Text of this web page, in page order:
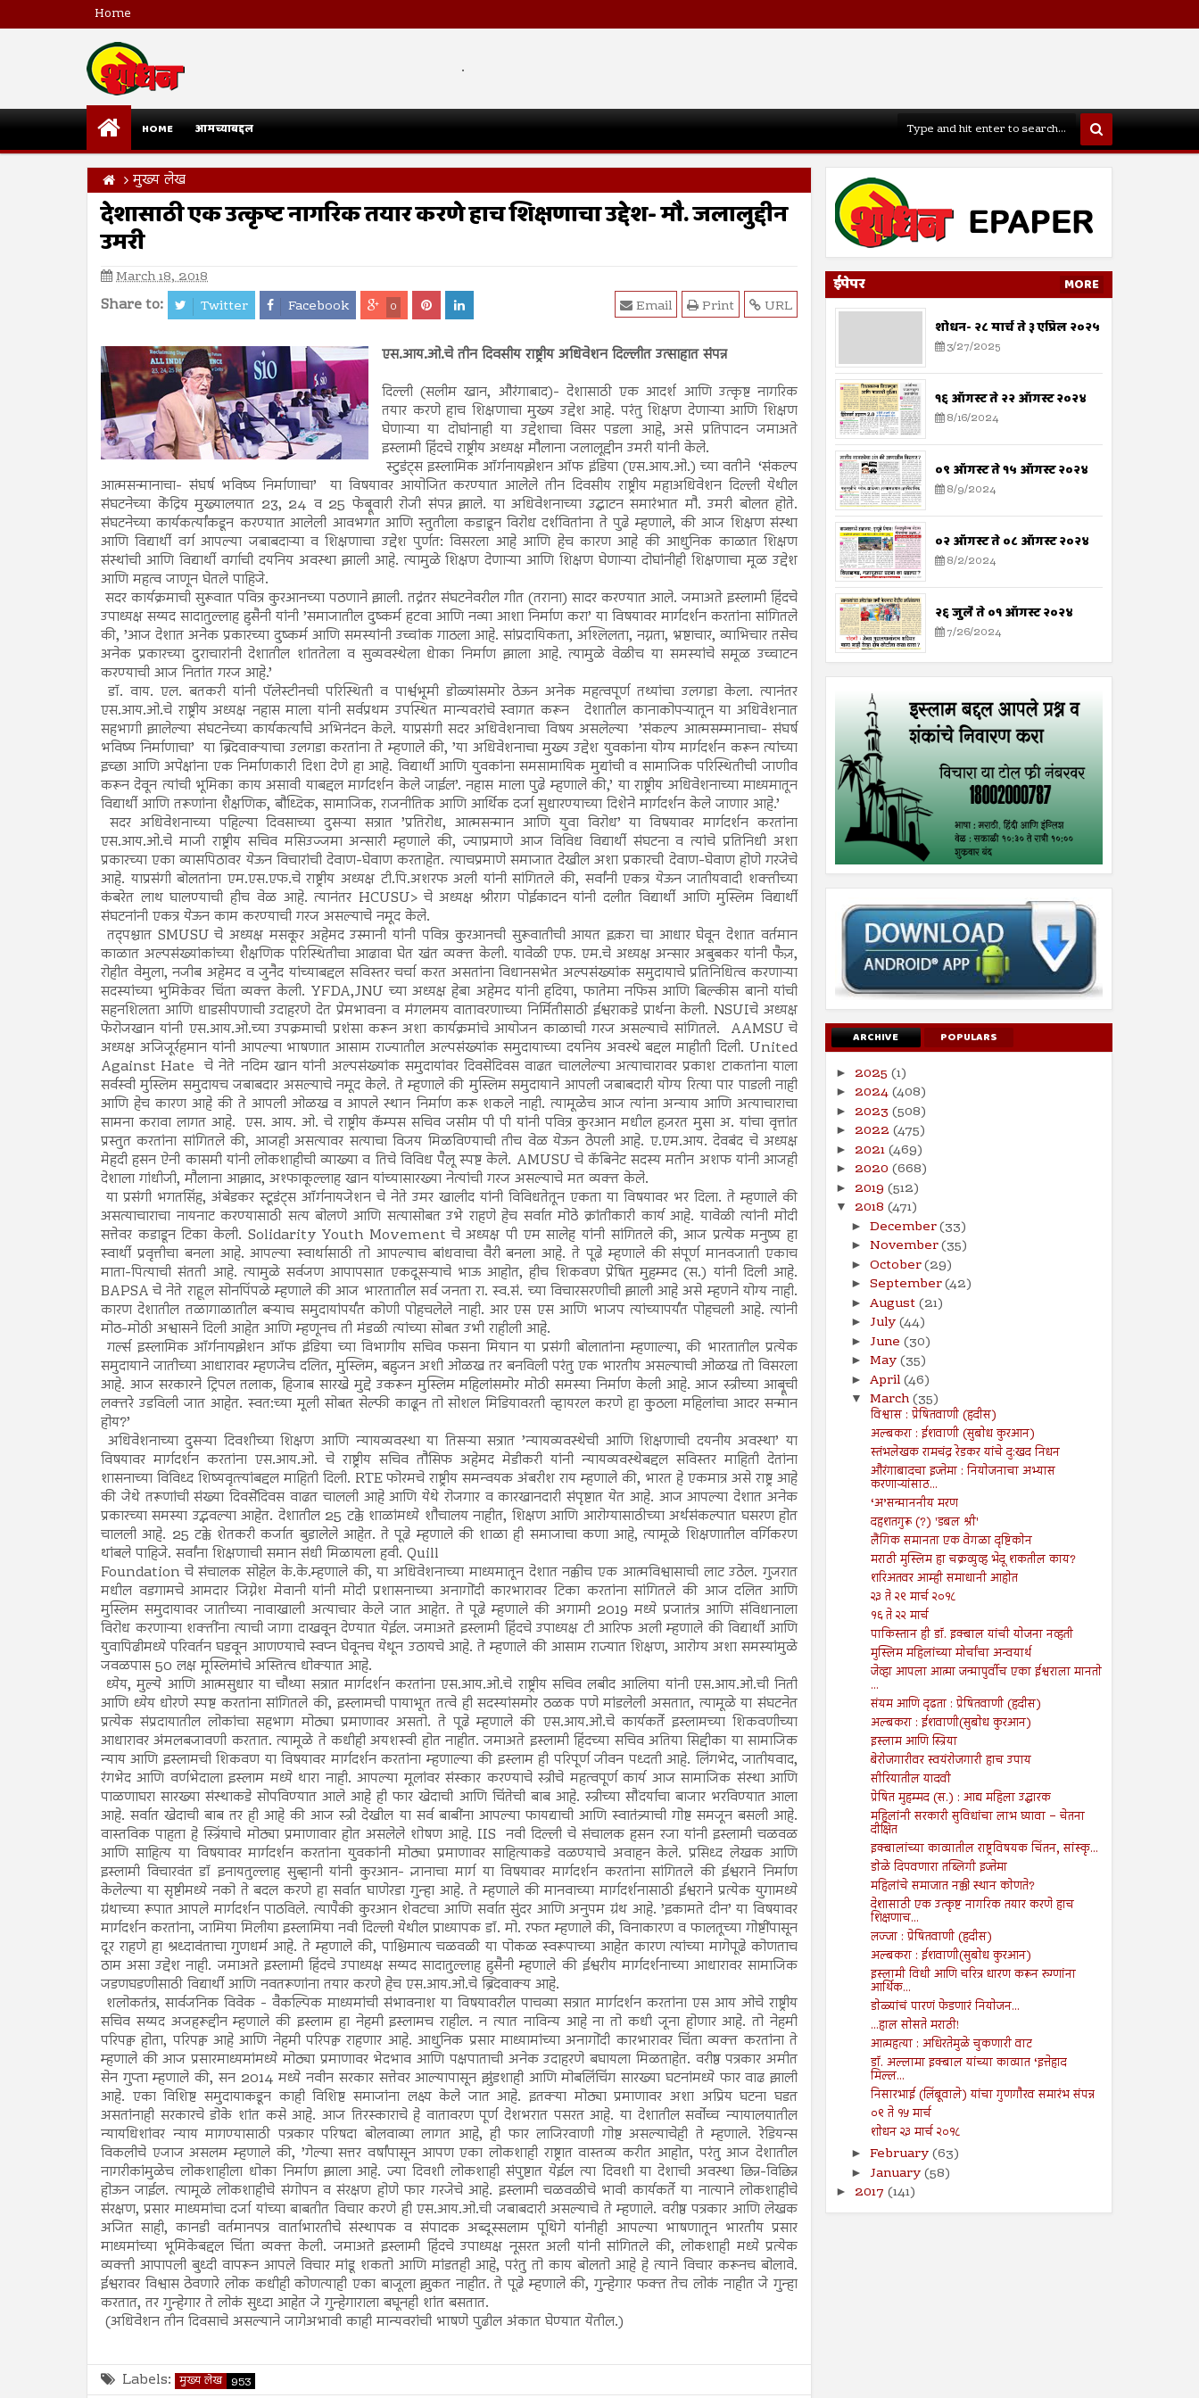
Home
.
HOME आमच्याबद्दल
मुख्य लेख
देशासाठी एक उत्कृष्ट नागरिक तयार करणे हाच शिक्षणाचा उद्देश- मौ. जलालुद्दीन
उमरी
March 18, 2018
Share to: Twitter Facebook 0 URL
Print
Email
एस.आय.ओ.चे तीन दिवसीय राष्ट्रीय अधिवेशन दिल्लीत उत्साहात संपन्न
दिल्ली (सलीम खान, औरंगाबाद)- देशासाठी एक आदर्श आणि उत्कृष्ट नागरिक
तयार करणे हाच शिक्षणाचा मुख्य उद्देश आहे. परंतु शिक्षण देणाऱ्या आणि शिक्षण
घेणाऱ्या या दोघांनाही या उद्देशाचा विसर पडला आहे, असे प्रतिपादन जमाअते
इस्लामी हिंदचे राष्ट्रीय अध्यक्ष मौलाना जलालूद्दीन उमरी यांनी केले.
स्टुडंट्स इस्लामिक ऑर्गनायझेशन ऑफ इंडिया (एस.आय.ओ.) च्या वतीने ‘संकल्प
आत्मसन्मानाचा- संघर्ष भविष्य निर्माणाचा’ या विषयावर आयोजित करण्यात आलेले तीन दिवसीय राष्ट्रीय महाअधिवेशन दिल्ली येथील
संघटनेच्या केंद्रिय मुख्यालयात 23, 24 व 25 फेब्रूवारी रोजी संपन्न झाले. या अधिवेशनाच्या उद्घाटन समारंभात मौ. उमरी बोलत होते.
संघटनेच्या कार्यकर्त्यांकडून करण्यात आलेली आवभगत आणि स्तुतीला कडाडून विरोध दर्शवितांना ते पुढे म्हणाले, की आज शिक्षण संस्था
आणि विद्यार्थी वर्ग आपल्या जबाबदाऱ्या व शिक्षणाचा उद्देश पुर्णत: विसरला आहे आणि हेच कारण आहे की आधुनिक काळात शिक्षण
संस्थांची आणि विद्यार्थी वर्गाची दयनिय अवस्था झाली आहे. त्यामुळे शिक्षण देणाऱ्या आणि शिक्षण घेणाऱ्या दोघांनीही शिक्षणाचा मूळ उद्देश
आणि महत्व जाणून घेतले पाहिजे.
सदर कार्यक्रमाची सुरूवात पवित्र कुरआनच्या पठणाने झाली. तद्नंतर संघटनेवरील गीत (तराना) सादर करण्यात आले. जमाअते इस्लामी हिंदचे
उपाध्यक्ष सय्यद सादातुल्लाह हुसैनी यांनी ’समाजातील दुष्कर्म हटवा आणि नव्या आशा निर्माण करा’ या विषयावर मार्गदर्शन करतांना सांगितले
की, ’आज देशात अनेक प्रकारच्या दुष्कर्म आणि समस्यांनी उच्चांक गाठला आहे. सांप्रदायिकता, अश्लिलता, नग्नता, भ्रष्टाचार, व्याभिचार तसेच
अनेक प्रकारच्या दुराचारांनी देशातील शांततेला व सुव्यवस्थेला धेाका निर्माण झाला आहे. त्यामुळे वेळीच या समस्यांचे समूळ उच्चाटन
करण्याची आज नितांत गरज आहे.’
डॉ. वाय. एल. बतकरी यांनी पॅलेस्टीनची परिस्थिती व पार्श्वभूमी डोळ्यांसमोर ठेऊन अनेक महत्वपूर्ण तथ्यांचा उलगडा केला. त्यानंतर
एस.आय.ओ.चे राष्ट्रीय अध्यक्ष नहास माला यांनी सर्वप्रथम उपस्थित मान्यवरांचे स्वागत करून देशातील कानाकोपऱ्यातून या अधिवेशनात
सहभागी झालेल्या संघटनेच्या कार्यकर्त्यांचे अभिनंदन केले. याप्रसंगी सदर अधिवेशनाचा विषय असलेल्या ’संकल्प आत्मसम्मानाचा- संघर्ष
भविष्य निर्माणाचा’ या ब्रिदवाक्याचा उलगडा करतांना ते म्हणाले की, ’या अधिवेशनाचा मुख्य उद्देश युवकांना योग्य मार्गदर्शन करून त्यांच्या
इच्छा आणि अपेक्षांना एक निर्माणकारी दिशा देणे हा आहे. विद्यार्थी आणि युवकांना समसामायिक मुद्यांची व सामाजिक परिस्थितीची जाणीव
करून देवून त्यांची भूमिका काय असावी याबद्दल मार्गदर्शन केले जाईल’. नहास माला पुढे म्हणाले की,’ या राष्ट्रीय अधिवेशनाच्या माध्यमातून
विद्यार्थी आणि तरूणांना शैक्षणिक, बौध्दिक, सामाजिक, राजनीतिक आणि आर्थिक दर्जा सुधारण्याच्या दिशेने मार्गदर्शन केले जाणार आहे.’
सदर अधिवेशनाच्या पहिल्या दिवसाच्या दुसऱ्या सत्रात ’प्रतिरोध, आत्मसन्मान आणि युवा विरोध’ या विषयावर मार्गदर्शन करतांना
एस.आय.ओ.चे माजी राष्ट्रीय सचिव मसिउज्जमा अन्सारी म्हणाले की, ज्याप्रमाणे आज विविध विद्यार्थी संघटना व त्यांचे प्रतिनिधी अशा
प्रकारच्या एका व्यासपिठावर येऊन विचारांची देवाण-घेवाण करताहेत. त्याचप्रमाणे समाजात देखील अशा प्रकारची देवाण-घेवाण होणे गरजेचे
आहे. याप्रसंगी बोलतांना एम.एस.एफ.चे राष्ट्रीय अध्यक्ष टी.पि.अशरफ अली यांनी सांगितले की, सर्वांनी एकत्र येऊन जातीयवादी शक्तीच्या
कंबरेत लाथ घालण्याची हीच वेळ आहे. त्यानंतर HCUSU> चे अध्यक्ष श्रीराग पोईकादन यांनी दलीत विद्यार्थी आणि मुस्लिम विद्यार्थी
संघटनांनी एकत्र येऊन काम करण्याची गरज असल्याचे नमूद केले.
तद्पश्चात SMUSU चे अध्यक्ष मसकूर अहेमद उस्मानी यांनी पवित्र कुरआनची सुरूवातीची आयत इक़रा चा आधार घेवून देशात वर्तमान
काळात अल्पसंख्यांकांच्या शैक्षणिक परिस्थितीचा आढावा घेत खंत व्यक्त केली. यावेळी एफ. एम.चे अध्यक्ष अन्सार अबुबकर यांनी फैज़,
रोहीत वेमुला, नजीब अहेमद व जुनैद यांच्याबद्दल सविस्तर चर्चा करत असतांना विधानसभेत अल्पसंख्यांक समुदायाचे प्रतिनिधित्व करणाऱ्या
सदस्यांच्या भुमिकेवर चिंता व्यक्त केली. YFDA,JNU च्या अध्यक्ष हेबा अहेमद यांनी हदिया, फातेमा नफिस आणि बिल्कीस बानो यांची
सहनशिलता आणि धाडसीपणाची उदाहरणे देत प्रेमभावना व मंगलमय वातावरणाच्या निर्मितीसाठी ईश्वराकडे प्रार्थना केली. NSUIचे अध्यक्ष
फेरोजखान यांनी एस.आय.ओ.च्या उपक्रमाची प्रशंसा करून अशा कार्यक्रमांचे आयोजन काळाची गरज असल्याचे सांगितले. AAMSU चे
अध्यक्ष अजिजूर्रहमान यांनी आपल्या भाषणात आसाम राज्यातील अल्पसंख्यांक समुदायाच्या दयनिय अवस्थे बद्दल माहीती दिली. United
Against Hate चे नेते नदिम खान यांनी अल्पसंख्यांक समुदायांवर दिवसेदिवस वाढत चाललेल्या अत्याचारावर प्रकाश टाकतांना याला
सर्वस्वी मुस्लिम समुदायच जबाबदार असल्याचे नमूद केले. ते म्हणाले की मुस्लिम समुदायाने आपली जबाबदारी योग्य रित्या पार पाडली नाही
आणि हेच कारण आहे की ते आपली ओळख व आपले स्थान निर्माण करू शकले नाही. त्यामूळेच आज त्यांना अन्याय आणि अत्याचाराचा
सामना करावा लागत आहे. एस. आय. ओ. चे राष्ट्रीय कॅम्पस सचिव जसीम पी पी यांनी पवित्र कुरआन मधील हज़रत मुसा अ. यांचा वृत्तांत
प्रस्तुत करतांना सांगितले की, आजही असत्यावर सत्याचा विजय मिळविण्याची तीच वेळ येऊन ठेपली आहे. ए.एम.आय. देवबंद चे अध्यक्ष
मेहदी हसन ऐनी कासमी यांनी लोकशाहीची व्याख्या व तिचे विविध पैलू स्पष्ट केले. AMUSU चे कॅबिनेट सदस्य मतीन अशफ यांनी आजही
देशाला गांधीजी, मौलाना आझाद, अश्फाकूल्लाह खान यांच्यासारख्या नेत्यांची गरज असल्याचे मत व्यक्त केले.
या प्रसंगी भगतसिंह, अंबेडकर स्टूडंट्स ऑर्गनायजेशन चे नेते उमर खालीद यांनी विविधतेतून एकता या विषयावर भर दिला. ते म्हणाले की
असत्याचाराचा नायनाट करण्यासाठी सत्य बोलणे आणि सत्यासोबत उभे राहणे हेच सर्वात मोठे क्रांतीकारी कार्य आहे. यावेळी त्यांनी मोदी
सत्तेवर कडाडून टिका केली. Solidarity Youth Movement चे अध्यक्ष पी एम सालेह यांनी सांगितले की, आज प्रत्येक मनुष्य हा
स्वार्थी प्रवृत्तीचा बनला आहे. आपल्या स्वार्थासाठी तो आपल्याच बांधवाचा वैरी बनला आहे. ते पूढे म्हणाले की संपूर्ण मानवजाती एकाच
माता-पित्याची संतती आहे. त्यामुळे सर्वजण आपापसात एकदूसऱ्याचे भाऊ आहोत, हीच शिकवण प्रेषित मुहम्मद (स.) यांनी दिली आहे.
BAPSA चे नेते राहूल सोनपिंपळे म्हणाले की आज भारतातील सर्व जनता रा. स्व.सं. च्या विचारसरणीची झाली आहे असे म्हणने योग्य नाही.
कारण देशातील तळागाळातील बऱ्याच समुदायांपर्यंत कोणी पोहचलेले नाही. आर एस एस आणि भाजप त्यांच्यापर्यंत पोहचली आहे. त्यांनी
मोठ-मोठी अश्वासने दिली आहेत आणि म्हणूनच ती मंडळी त्यांच्या सोबत उभी राहीली आहे.
गर्ल्स इस्लामिक ऑर्गनायझेशन ऑफ इंडिया च्या विभागीय सचिव फसना मियान या प्रसंगी बोलातांना म्हणाल्या, की भारतातील प्रत्येक
समुदायाने जातीच्या आधारावर म्हणजेच दलित, मुस्लिम, बहुजन अशी ओळख तर बनविली परंतु एक भारतीय असल्याची ओळख तो विसरला
आहे. आज सरकारने ट्रिपल तलाक, हिजाब सारखे मुद्दे उकरून मुस्लिम महिलांसमोर मोठी समस्या निर्माण केली आहे. आज स्त्रीच्या आब्रूची
लक्तरे उडविली जात आहेत. स्वत:च्या मूली सोबत सेल्फी काढून तो सोशल मिडियावरती व्हायरल करणे हा कुठला महिलांचा आदर सन्मान
होय?’
अधिवेशनाच्या दुसऱ्या दिवशीच्या शिक्षण आणि न्यायव्यवस्था या तिसऱ्या सत्रात ’न्यायव्यवस्थेची आणि शिक्षणाची दयनीय अवस्था’ या
विषयावर मार्गदर्शन करतांना एस.आय.ओ. चे राष्ट्रीय सचिव तौसिफ अहेमद मेडीकरी यांनी न्यायव्यवस्थेबद्दल सविस्तर माहिती देतांना
शासनाच्या विविध्द शिष्यवृत्त्यांबद्दल माहिती दिली. RTE फोरमचे राष्ट्रीय समन्वयक अंबरीश राय म्हणाले की, भारत हे एकमात्र असे राष्ट्र आहे
की जेथे तरूणांची संख्या दिवसेंदिवस वाढत चालली आहे आणि येथे रोजगार व कारखानदारी संपृष्टात येत आहे. आज आपल्या देशात अनेक
प्रकारच्या समस्या उद्भवल्या आहेत. देशातील 25 टक्के शाळांमध्ये शौचालय नाहीत, शिक्षण आणि आरोग्यासाठीच्या अर्थसंकल्पात घसरण होत
चालली आहे. 25 टक्के शेतकरी कर्जात बुडालेले आहेत. ते पूढे म्हणाले की शाळा ही समाजाचा कणा आहे, त्यामूळे शिक्षणातील वर्गिकरण
थांबले पाहिजे. सर्वांना शिक्षणाची समान संधी मिळायला हवी. Quill
Foundation चे संचालक सोहेल के.के.म्हणाले की, या अधिवेशनाच्या माध्यमातून देशात नक्कीच एक आत्मविश्वासाची लाट उठेल. गुजरात
मधील वडगामचे आमदार जिग्नेश मेवानी यांनी मोदी प्रशासनाच्या अनागोंदी कारभारावर टिका करतांना सांगितले की आज दलित आणि
मुस्लिम समुदायावर जातीच्या नावाखाली अत्याचार केले जात आहेत. ते पूढे म्हणाले की अगामी 2019 मध्ये प्रजातंत्र आणि संविधानाला
विरोध करणाऱ्या शक्तींना त्याची जागा दाखवून देण्यात येईल. जमाअते इस्लामी हिंदचे उपाध्यक्ष टी आरिफ अली म्हणाले की विद्यार्थी आणि
युवापिढीमध्ये परिवर्तन घडवून आणण्याचे स्वप्न घेवूनच येथून उठायचे आहे. ते म्हणाले की आसाम राज्यात शिक्षण, आरोग्य अशा समस्यांमुळे
जवळपास 50 लक्ष मूस्लिमांचे अस्तित्व धोक्यात आहे.
ध्येय, मुल्ये आणि आत्मसुधार या चौथ्या सत्रात मार्गदर्शन करतांना एस.आय.ओ.चे राष्ट्रीय सचिव लबीद आलिया यांनी एस.आय.ओ.ची निती
आणि ध्येय धोरणे स्पष्ट करतांना सांगितले की, इस्लामची पायाभूत तत्वे ही सदस्यांसमोर ठळक पणे मांडलेली असतात, त्यामूळे या संघटनेत
प्रत्येक संप्रदायातील लोकांचा सहभाग मोठ्या प्रमाणावर असतो. ते पूढे म्हणाले की एस.आय.ओ.चे कार्यकर्ते इस्लामच्या शिकवणीच्या
आधारावर अंमलबजावणी करतात. त्यामूळे ते कधीही अयशस्वी होत नाहीत. जमाअते इस्लामी हिंदच्या सचिव अतिया सिद्दीका या सामाजिक
न्याय आणि इस्लामची शिकवण या विषयावर मार्गदर्शन करतांना म्हणाल्या की इस्लाम ही परिपूर्ण जीवन पध्दती आहे. लिंगभेद, जातीयवाद,
रंगभेद आणि वर्णभेदाला इस्लाम मध्ये थारा नाही. आपल्या मूलांवर संस्कार करण्याचे स्त्रीचे महत्वपूर्ण कार्य आज सामाजिक संस्था आणि
पाळणाघरा सारख्या संस्थाकडे सोपविण्यात आले आहे ही फार खेदाची आणि चिंतेची बाब आहे. स्त्रीच्या सौंदर्याचा बाजार भरविण्यात आला
आहे. सर्वात खेदाची बाब तर ही आहे की आज स्त्री देखील या सर्व बाबींना आपल्या फायद्याची आणि स्वातंत्र्याची गोष्ट समजून बसली आहे.
वास्तविक पाहता हे स्त्रिंयाचे मोठ्या प्रमाणावार होत असलेले शोषण आहे. IIS नवी दिल्ली चे संचालक हसन रजा यांनी इस्लामी चळवळ
आणि साहित्य या विषयावर मार्गदर्शन करतांना युवकांनी मोठ्या प्रमाणावर साहित्याकडे वळण्याचे अवाहन केले. प्रसिध्द लेखक आणि
इस्लामी विचारवंत डॉ इनायतुल्लाह सुब्हानी यांनी कुरआन- ज्ञानाचा मार्ग या विषयावर मार्गदर्शन करतांना सांगितले की ईश्वराने निर्माण
केलेल्या या सृष्टीमध्ये नको ते बदल करणे हा सर्वात घाणेरडा गुन्हा आहे. ते म्हणाले की मानवाच्या मार्गदर्शनासाठी ईश्वराने प्रत्येक युगामध्ये
ग्रंथाच्या रूपात आपले मार्गदर्शन पाठविले. त्यापैकी कुरआन शेवटचा आणि सर्वात सुंदर आणि अनुपम ग्रंथ आहे. ’इकामते दीन’ या विषयावर
मार्गदर्शन करतांना, जामिया मिलीया इस्लामिया नवी दिल्ली येथील प्राध्यापक डॉ. मो. रफत म्हणाले की, विनाकारण व फालतूच्या गोष्टींपासून
दूर राहणे हा श्रध्दावंताचा गुणधर्म आहे. ते म्हणाले की, पाश्चिमात्य चळवळी या पोकळ स्वरूपाच्या आहेत कारण त्यांच्या मागेपूढे कोणताच
ठाम असा उद्देश नाही. जमाअते इस्लामी हिंदचे उपाध्यक्ष सय्यद सादातुल्लाह हुसैनी म्हणाले की ईश्वरीय मार्गदर्शनाच्या आधारावर सामाजिक
जडणघडणीसाठी विद्यार्थी आणि नवतरूणांना तयार करणे हेच एस.आय.ओ.चे ब्रिदवाक्य आहे.
शलोकतंत्र, सार्वजनिक विवेक - वैकल्पिक माध्यमांची संभावनाश या विषयावरील पाचव्या सत्रात मार्गदर्शन करतांना एस आय ओचे राष्ट्रीय
सचिव सय्यद अजहरूद्दीन म्हणाले की इस्लाम हा नेहमी इस्लामच राहील. न त्यात नाविन्य आहे ना तो कधी जूना होणार आहे. तो नेहमी
परिपक्व होता, परिपक्व आहे आणि नेहमी परिपक्व राहणार आहे. आधुनिक प्रसार माध्यामांच्या अनागोंदी कारभारावर चिंता व्यक्त करतांना ते
म्हणाले की आज प्रसारमाध्यमांमध्ये मोठ्या प्रमाणावर भेदभाव आणि पक्षपाताची अनेक उदाहरणे बघायला मिळताहेत. वरीष्ठ पत्रकार अमीत
सेन गुप्ता म्हणाले की, सन 2014 मध्ये नवीन सरकार सत्तेवर आल्यापासून झुंडशाही आणि मोबलिंचिंग सारख्या घटनांमध्ये फार वाढ झाली
आहे. एका विशिष्ट समुदायाकडून काही विशिष्ट समाजांना लक्ष्य केले जात आहे. इतक्या मोठ्या प्रमाणावर अशा अप्रिय घटना घडत
असतांनाही सरकारचे डोके शांत कसे आहे. आज तिरस्काराचे हे वातावरण पूर्ण देशभरात पसरत आहे. या देशातील सर्वोच्च न्यायालयातील
न्यायधिशांवर न्याय मागण्यासाठी पत्रकार परिषदा बोलवाव्या लागत आहे, ही फार लाजिरवाणी गोष्ट असल्याचेही ते म्हणाले. रेडियन्स
विकलीचे एजाज असलम म्हणाले की, ’गेल्या सत्तर वर्षांपासून आपण एका लोकशाही राष्ट्रात वास्तव्य करीत आहोत, परंतु आज देशातील
नागरीकांमुळेच लोकशाहीला धोका निर्माण झाला आहे. ज्या दिवशी लोकशाही संपुष्टात येईल त्या दिवशी या देशाची अवस्था छिन्न-विछिन्न
होऊन जाईल. त्यामूळे लोकशाहीचे संगोपन व संरक्षण होणे फार गरजेचे आहे. इस्लामी चळवळीचे भावी कार्यकर्ते या नात्याने लोकशाहीचे
संरक्षण, प्रसार माध्यमांचा दर्जा यांच्या बाबतीत विचार करणे ही एस.आय.ओ.ची जबाबदारी असल्याचे ते म्हणाले. वरीष्ठ पत्रकार आणि लेखक
अजित साही, कानडी वर्तमानपत्र वार्ताभारतीचे संस्थापक व संपादक अब्दूस्सलाम पूथिगे यांनीही आपल्या भाषणातून भारतीय प्रसार
माध्यमांच्या भूमिकेबद्दल चिंता व्यक्त केली. जमाअते इस्लामी हिंदचे उपाध्यक्ष नूसरत अली यांनी सांगितले की, लोकशाही मध्ये प्रत्येक
व्यक्ती आपापली बुध्दी वापरून आपले विचार मांडू शकतो आणि मांडतही आहे, परंतु तो काय बोलतो आहे हे त्याने विचार करूनच बोलावे.
ईश्वरावर विश्वास ठेवणारे लोक कधीही कोणत्याही एका बाजूला झुकत नाहीत. ते पूढे म्हणाले की, गुन्हेगार फक्त तेच लोकं नाहीत जे गुन्हा
करतात, तर गुन्हेगार ते लोकं सुध्दा आहेत जे गुन्हेगाराला बघूनही शांत बसतात.
(अधिवेशन तीन दिवसाचे असल्याने जागेअभावी काही मान्यवरांची भाषणे पुढील अंकात घेण्यात येतील.)
Labels: मुख्य लेख 953
ईपेपर MORE
शोधन- २८ मार्च ते ३ एप्रिल २०२५
3/27/2025
१६ ऑगस्ट ते २२ ऑगस्ट २०२४
8/16/2024
०९ ऑगस्ट ते १५ ऑगस्ट २०२४
8/9/2024
०२ ऑगस्ट ते ०८ ऑगस्ट २०२४
8/2/2024
२६ जुलै ते ०१ ऑगस्ट २०२४
7/26/2024
ARCHIVE POPULARS
► 2025 (1)
► 2024(408)
► 2023 (508)
► 2022 (475)
► 2021(469)
► 2020 (668)
► 2019 (512)
▼ 2018 (471)
► December(33)
► November(35)
► October(29)
► September(42)
► August(21)
► July(44)
► June (30)
► May(35)
► April(46)
▼ March(35)
विश्वास : प्रेषितवाणी (हदीस)
अल्बकरा : ईशवाणी (सुबोध कुरआन)
स्तंभलेखक रामचंद्र रेडकर यांचे दु:खद निधन
औरंगाबादचा इज्तेमा : नियोजनाचा अभ्यास
करणाऱ्यांसाठ...
‘अ’सन्माननीय मरण
दहशतगुरू (?) 'डबल श्री'
लैंगिक समानता एक वेगळा दृष्टिकोन
मराठी मुस्लिम हा चक्रव्युव्ह भेदू शकतील काय?
शरिअतवर आम्ही समाधानी आहोत
२३ ते २९ मार्च २०१८
१६ ते २२ मार्च
पाकिस्तान ही डॉ. इक्बाल यांची योजना नव्हती
मुस्लिम महिलांच्या मोर्चांचा अन्वयार्थ
जेव्हा आपला आत्मा जन्मापुर्वीच एका ईश्वराला मानतो
...
संयम आणि दृढता : प्रेषितवाणी (हदीस)
अल्बकरा : ईशवाणी(सुबोध कुरआन)
इस्लाम आणि स्त्रिया
बेरोजगारीवर स्वयंरोजगारी हाच उपाय
सीरियातील यादवी
प्रेषित मुहम्मद (स.) : आद्य महिला उद्धारक
महिलांनी सरकारी सुविधांचा लाभ घ्यावा – चेतना
दीक्षित
इक्बालांच्या काव्यातील राष्ट्रविषयक चिंतन, सांस्कृ...
डोळे दिपवणारा तब्लिगी इज्तेमा
महिलांचे समाजात नक्की स्थान कोणते?
देशासाठी एक उत्कृष्ट नागरिक तयार करणे हाच
शिक्षणाच...
लज्जा : प्रेषितवाणी (हदीस)
अल्बकरा : ईशवाणी(सुबोध कुरआन)
इस्लामी विधी आणि चरित्र धारण करून रुग्णांना
आर्थिक...
डोळ्यांचं पारणं फेडणारं नियोजन...
...हाल सोसते मराठी!
आत्महत्या : अधिरतेमुळे चुकणारी वाट
डॉ. अल्लामा इक्बाल यांच्या काव्यात ‘इत्तेहाद
मिल्ल...
निसारभाई (लिंबूवाले) यांचा गुणगौरव समारंभ संपन्न
०९ ते १५ मार्च
शोधन २३ मार्च २०१८
► February(63)
► January(58)
► 2017 (141)